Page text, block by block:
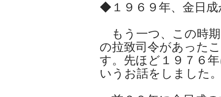
◆１９６９年、金日成
もう一つ、この時
の拉致司令があった
す。先ほど１９７６
いうお話をしました